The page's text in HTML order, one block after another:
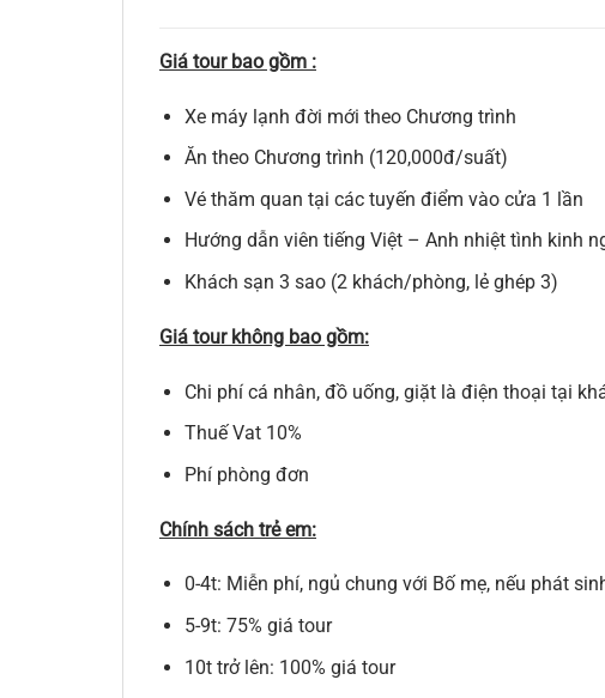
Giá tour bao gồm :
Xe máy lạnh đời mới theo Chương trình
Ăn theo Chương trình (120,000đ/suất)
Vé thăm quan tại các tuyến điểm vào cửa 1 lần
Hướng dẫn viên tiếng Việt – Anh nhiệt tình kinh
Khách sạn 3 sao (2 khách/phòng, lẻ ghép 3)
Giá tour không bao gồm:
Chi phí cá nhân, đồ uống, giặt là điện thoại tại
Thuế Vat 10%
Phí phòng đơn
Chính sách trẻ em:
0-4t: Miễn phí, ngủ chung với Bố mẹ, nếu phát
5-9t: 75% giá tour
10t trở lên: 100% giá tour